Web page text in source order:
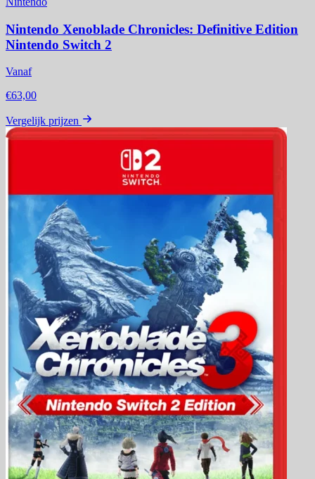
Nintendo Xenoblade Chronicles: Definitive Edition
Nintendo Switch 2
Vanaf
€63,00
Vergelijk prijzen